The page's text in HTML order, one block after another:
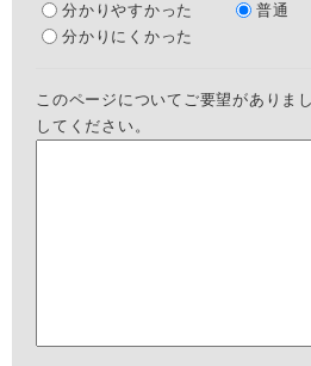
分かりやすかった
普通
分かりにくかった
このページについてご要望がありま
してください。